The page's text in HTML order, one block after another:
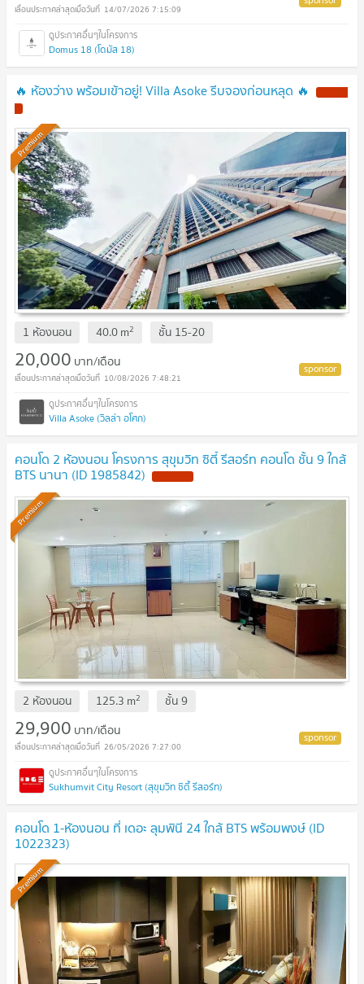
14/07/2026 7:15:09
Domus 18 (โดมัส 18)
🔥 ห้องว่าง พร้อมเข้าอยู่! Villa Asoke รีบจองก่อนหลุด 🔥
Premium
1 ห้องนอน 40.0m2 ชั้น 15-20
20,000 บาท/เดือน
10/08/2026 7:48:21
Villa Asoke (วิลล่า อโศก)
คอนโด 2 ห้องนอน โครงการ สุขุมวิท ซิตี้ รีสอร์ท คอนโด ชั้น 9 ใกล้
BTS นานา (ID 1985842)
Premium
2 ห้องนอน 125.3 m2 ชั้น9
29,900 บาท/เดือน
26/05/2026 7:27:00
Sukhumvit City Resort (สุขุมวิท ซิตี้ รีสอร์ท)
คอนโด 1-ห้องนอน ที่ เดอะ ลุมพินี 24 ใกล้ BTS พร้อมพงษ์ (ID
1022323)
Premium